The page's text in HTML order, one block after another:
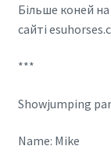
Більше коней
сайті
***
Showjumping
Name: Mike